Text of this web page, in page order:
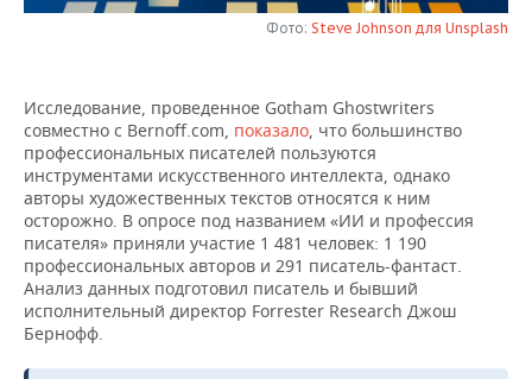
ВОЛЕЙБОЛ
КИБЕРСПОРТ
ФИГУРНОЕ КАТАНИЕ
ВОДНЫЕ ВИДЫ СПОРТА
ХОККЕЙ С МЯЧОМ
ИСТОРИЯ
КУЛЬТУРА
МЕДИЦИНА
ОБРАЗОВАНИЕ
ПРОИСШЕСТВИЯ
СПИСОК ПЕРСОН
СПИСОК КОМПАНИЙ
ПОЛНАЯ ВЕРСИЯ
Фото: Steve Johnson для Unsplash
Исследование, проведенное Gotham Ghostwriters
совместно с Bernoff.com, показало, что большинство
профессиональных писателей пользуются
инструментами искусственного интеллекта, однако
авторы художественных текстов относятся к ним
осторожно. В опросе под названием «ИИ и профессия
писателя» приняли участие 1 481 человек: 1 190
профессиональных авторов и 291 писатель-фантаст.
Анализ данных подготовил писатель и бывший
исполнительный директор Forrester Research Джош
Бернофф.